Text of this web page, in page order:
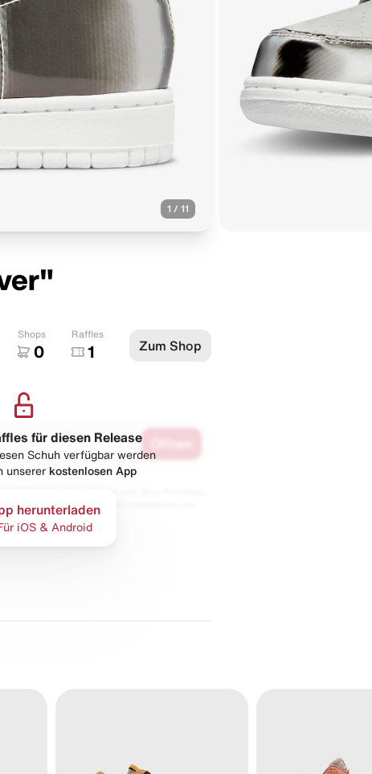
1 / 11
Shops
0
Raffles
1 Zum Shop
der Preis gleich und du unterstützt uns
für diesen Release
Schuh verfügbar werden
unserer kostenlosen App
herunterladen
iOS & Android